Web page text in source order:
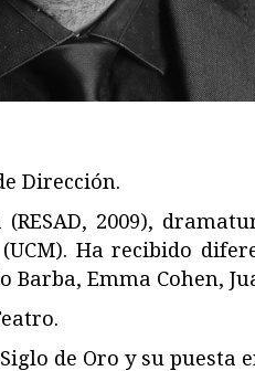
Dirección.
2009),
Ha recibido
Barba, Emma Cohen,
de Oro y su puesta